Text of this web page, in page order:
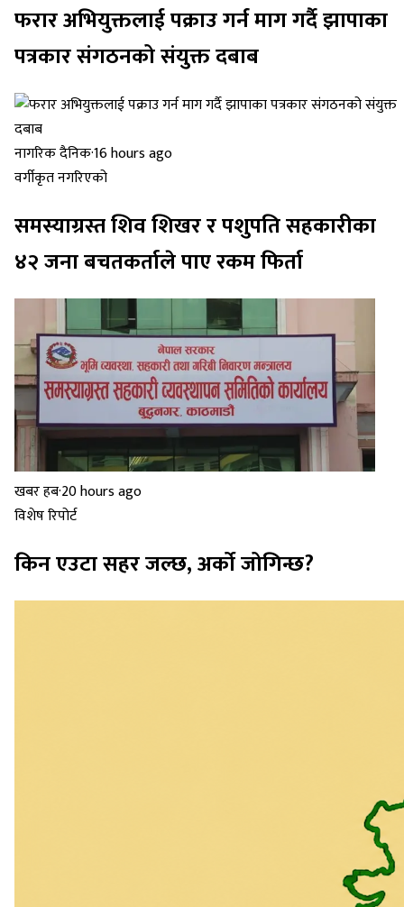
फरार अभियुक्तलाई पक्राउ गर्न माग गर्दै झापाका
पत्रकार संगठनको संयुक्त दबाब
नागरिक दैनिक·16 hours ago
वर्गीकृत नगरिएको
समस्याग्रस्त शिव शिखर र पशुपति सहकारीका
४२ जना बचतकर्ताले पाए रकम फिर्ता
खबर हब·20 hours ago
विशेष रिपोर्ट
किन एउटा सहर जल्छ, अर्को जोगिन्छ?